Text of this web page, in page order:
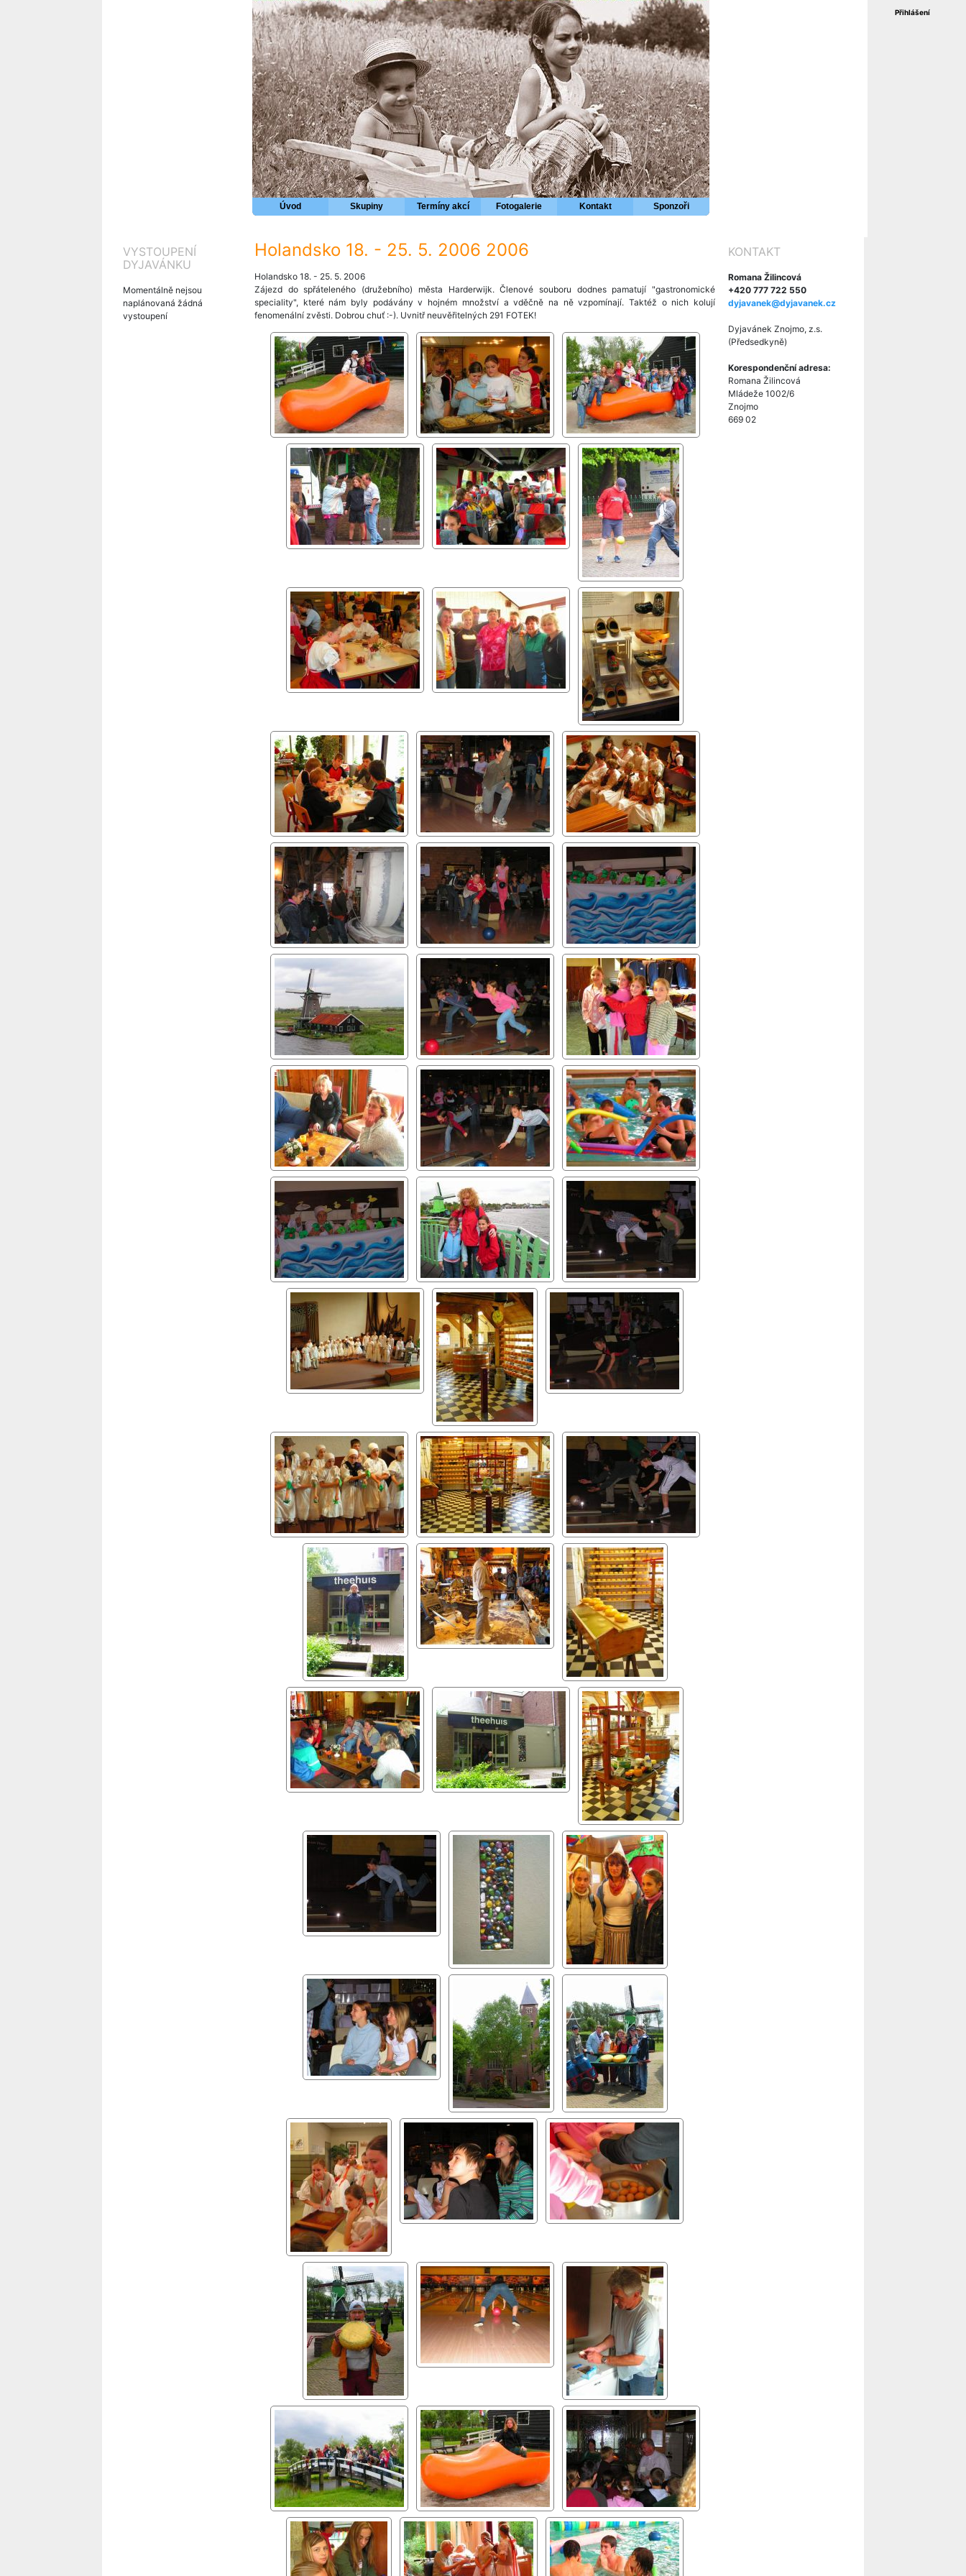
Přihlášení
Úvod Skupiny Termíny akcí Fotogalerie Kontakt Sponzoři
VYSTOUPENÍ
DYJAVÁNKU
Momentálně nejsou
naplánovaná žádná
vystoupení
Holandsko 18. - 25. 5. 2006 2006
Holandsko 18. - 25. 5. 2006
Zájezd do spřáteleného (družebního) města Harderwijk. Členové souboru dodnes pamatují "gastronomické
speciality", které nám byly podávány v hojném množství a vděčně na ně vzpomínají. Taktéž o nich kolují
fenomenální zvěsti. Dobrou chuť :-). Uvnitř neuvěřitelných 291 FOTEK!
KONTAKT
Romana Žilincová
+420 777 722 550
dyjavanek@dyjavanek.cz
Dyjavánek Znojmo, z.s.
(Předsedkyně)
Korespondenční adresa:
Romana Žilincová
Mládeže 1002/6
Znojmo
669 02